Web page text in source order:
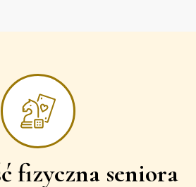
fizyczna seniora